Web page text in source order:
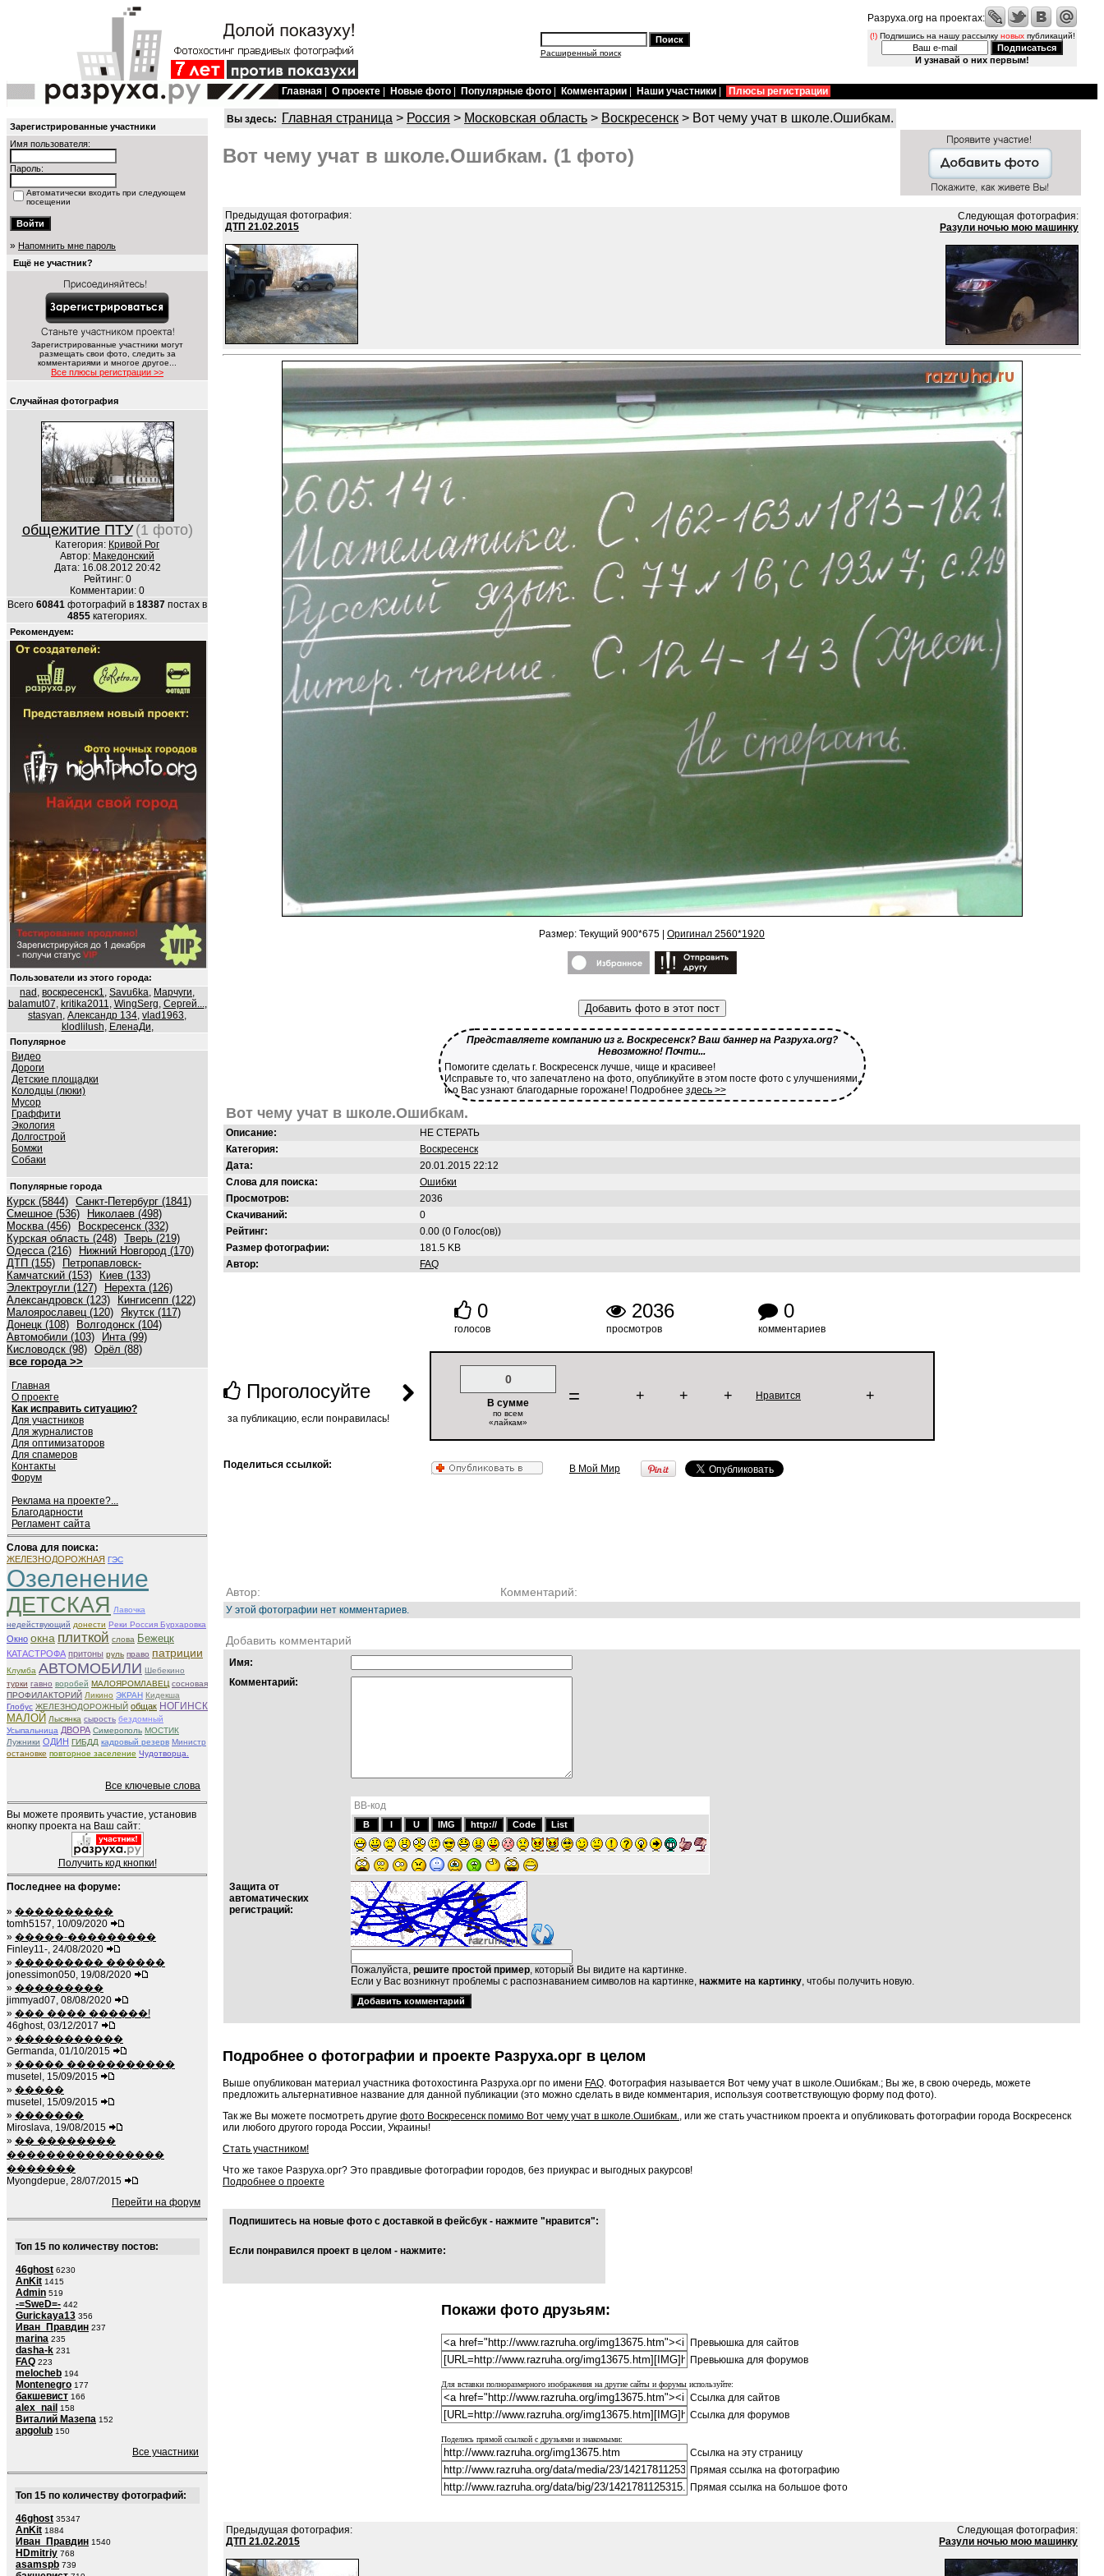
Расширенный поиск
Разруха.org на проектах:
(!)Подпишись на нашу рассылку новыхпубликаций!
И узнавай о них первым!
Главная О проекте Новые фото Популярные фото Комментарии Наши участники Плюсы регистрации
Зарегистрированные участники
Имя пользователя:
Пароль:
Автоматически входить при следующем
посещении
» Напомнить мне пароль
Ещё не участник?
Зарегистрированные участники могут
размещать свои фото, следить за
комментариями и многое другое...
Все плюсы регистрации >>
Случайная фотография
общежитие ПТУ (1 фото)
Категория: Кривой Рог
Автор: Македонский
Дата: 16.08.2012 20:42
Рейтинг: 0
Комментарии: 0
Всего 60841 фотографий в 18387 постах в
4855 категориях.
Рекомендуем:
Пользователи из этого города:
nad , воскресенск1, Savu6ka, Марчуги,
balamut07, kritika2011, WingSerg, Сергей...,
stasyan, Александр 134, vlad1963,
klodlilush, ЕленаДи,
Популярное
Видео
Дороги
Детские площадки
Колодцы (люки)
Мусор
Граффити
Экология
Долгострой
Бомжи
Собаки
Популярные города
Курск (5844) Санкт-Петербург (1841)
Смешное (536)
Николаев (498)
Москва (456)
Воскресенск (332)
Курская область (248) Тверь (219)
Одесса (216)
Нижний Новгород (170)
ДТП (155)
Петропавловск-
Камчатский (153)
Киев (133)
Электроугли (127)
Нерехта (126)
Александровск (123)
Кингисепп (122)
Малоярославец (120) Якутск (117)
Донецк (108)
Волгодонск (104)
Автомобили (103)
Инта (99)
Кисловодск (98) Орёл (88)
все города >>
Главная
О проекте
Как исправить ситуацию?
Для участников
Для журналистов
Для оптимизаторов
Для спамеров
Контакты
Форум
Реклама на проекте?...
Благодарности
Регламент сайта
Слова для поиска:
ЖЕЛЕЗНОДОРОЖНАЯ ГЭС
Озеленение
ДЕТСКАЯ Лавочка
недействующий донести Реки Россия Бурхаровка
Окно окна плиткой слова Бежецк
КАТАСТРОФА притоны руль право патриции
Клумба АВТОМОБИЛИ Шебекино
турки гавно воробей МАЛОЯРОМЛАВЕЦ сосновая
ПРОФИЛАКТОРИЙ Ликино ЭКРАН Кидекша
Глобус ЖЕЛЕЗНОДОРОЖНЫЙ общак НОГИНСК
МАЛОЙ Лысянка сырость бездомный
Усыпальница ДВОРА Симерополь МОСТИК
Лужники ОДИН ГИБДД кадровый резерв Министр
остановке повторное заселение Чудотворца.
Все ключевые слова
Вы можете проявить участие, установив
кнопку проекта на Ваш сайт:
Получить код кнопки!
Последнее на форуме:
» ����������
tomh5157, 10/09/2020
» �����-���������
Finley11-, 24/08/2020
» ��������� ������
jonessimon050, 19/08/2020
» ���������
jimmyad07, 08/08/2020
» ��� ���� ������!
46ghost, 03/12/2017
» �����������
Germanda, 01/10/2015
» ����� �����������
musetel, 15/09/2015
» �����
musetel, 15/09/2015
» �������
Miroslava, 19/08/2015
» �� ��������
����������������
�������
Myongdepue, 28/07/2015
Перейти на форум
Топ 15 по количеству постов:
46ghost 6230
AnKit 1415
Admin 519
-=SweD=- 442
Gurickaya13 356
Иван_Правдин 237
marina 235
dasha-k 231
FAQ 223
melocheb 194
Montenegro 177
бакшевист 166
alex_nail 158
Виталий Мазепа 152
apgolub 150
Все участники
Топ 15 по количеству фотографий:
46ghost 35347
AnKit 1884
Иван_Правдин 1540
HDmitriy 768
asamspb 739
Вы здесь: Главная страница > Россия > Московская область > Воскресенск > Вот чему учат в школе.Ошибкам.
Вот чему учат в школе.Ошибкам. (1 фото)
Предыдущая фотография:
ДТП 21.02.2015
Следующая фотография:
Разули ночью мою машинку
Размер: Текущий 900*675 | Оригинал 2560*1920
Добавить фото в этот пост
Представляете компанию из г. Воскресенск? Ваш баннер на Разруха.org?
Невозможно! Почти...
Помогите сделать г. Воскресенск лучше, чище и красивее!
Исправьте то, что запечатлено на фото, опубликуйте в этом посте фото с улучшениями,
и о Вас узнают благодарные горожане! Подробнее здесь >>
Вот чему учат в школе.Ошибкам.
Описание:
НЕ СТЕРАТЬ
Категория:
Воскресенск
Дата:
20.01.2015 22:12
Слова для поиска:
Ошибки
Просмотров:
2036
Скачиваний:
0
Рейтинг:
0.00 (0 Голос(ов))
Размер фотографии:
181.5 KB
Автор:
FAQ
Проголосуйте
за публикацию, если понравилась!
0
голосов
2036
просмотров
0
комментариев
0
В сумме
по всем
«лайкам»
= + + + Нравится +
Поделиться ссылкой: В Мой Мир
Автор: Комментарий:
У этой фотографии нет комментариев.
Добавить комментарий
Имя:
Комментарий:
BB-код
Защита от
автоматических
регистраций:
Пожалуйста, решите простой пример, который Вы видите на картинке.
Если у Вас возникнут проблемы с распознаванием символов на картинке, нажмите на картинку, чтобы получить новую.
Подробнее о фотографии и проекте Разруха.орг в целом
Выше опубликован материал участника фотохостинга Разруха.орг по имени FAQ. Фотография называется Вот чему учат в школе.Ошибкам.; Вы же, в свою очередь, можете
предложить альтернативное название для данной публикации (это можно сделать в виде комментария, используя соответствующую форму под фото).
Так же Вы можете посмотреть другие фото Воскресенск помимо Вот чему учат в школе.Ошибкам., или же стать участником проекта и опубликовать фотографии города Воскресенск
или любого другого города России, Украины!
Стать участником!
Что же такое Разруха.орг? Это правдивые фотографии городов, без приукрас и выгодных ракурсов!
Подробнее о проекте
Подпишитесь на новые фото с доставкой в фейсбук - нажмите "нравится":
Если понравился проект в целом - нажмите:
Покажи фото друзьям:
Превьюшка для сайтов
Превьюшка для форумов
Для вставки полноразмерного изображения на другие сайты и форумы используйте:
Ссылка для сайтов
Ссылка для форумов
Поделись прямой ссылкой с друзьями и знакомыми:
Ссылка на эту страницу
Прямая ссылка на фотографию
Прямая ссылка на большое фото
Предыдущая фотография:
ДТП 21.02.2015
Следующая фотография:
Разули ночью мою машинку